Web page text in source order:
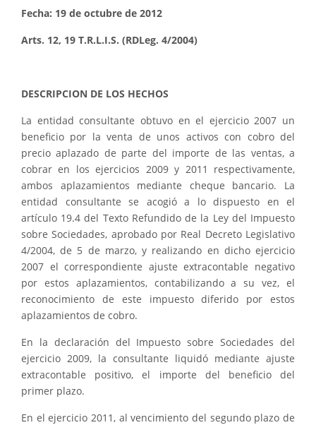
Fecha: 19 de octubre de 2012
Arts. 12, 19 T.R.L.I.S. (RDLeg. 4/2004)
DESCRIPCION DE LOS HECHOS
La entidad consultante obtuvo en el ejercicio 2007 un
beneficio por la venta de unos activos con cobro del
precio aplazado de parte del importe de las ventas, a
cobrar en los ejercicios 2009 y 2011 respectivamente,
ambos aplazamientos mediante cheque bancario. La
entidad consultante se acogió a lo dispuesto en el
artículo 19.4 del Texto Refundido de la Ley del Impuesto
sobre Sociedades, aprobado por Real Decreto Legislativo
4/2004, de 5 de marzo, y realizando en dicho ejercicio
2007 el correspondiente ajuste extracontable negativo
por estos aplazamientos, contabilizando a su vez, el
reconocimiento de este impuesto diferido por estos
aplazamientos de cobro.
En la declaración del Impuesto sobre Sociedades del
ejercicio 2009, la consultante liquidó mediante ajuste
extracontable positivo, el importe del beneficio del
primer plazo.
En el ejercicio 2011, al vencimiento del segundo plazo de